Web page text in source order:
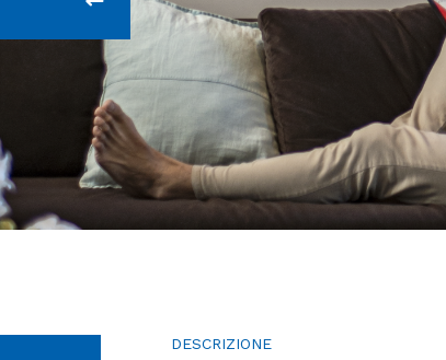
DESCRIZIONE